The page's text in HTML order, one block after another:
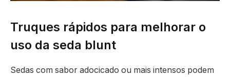
Truques rápidos para melhorar o
uso da seda blunt
Sedas com sabor adocicado ou mais intensos podem